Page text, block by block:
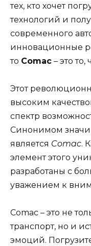
тех, кто хочет
технологий и
современного
инновационные
то Comac – это
Этот
высоким
спектр
Синонимом
является Comac.
элемент этого
разработаны с
уважением к
Comac – это не
транспорт, но и
эмоций.